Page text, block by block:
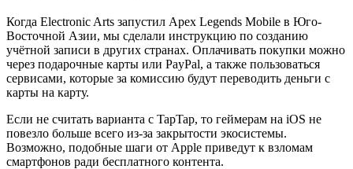
Когда Electronic Arts запустил Apex Legends Mobile в Юго-
Восточной Азии, мы сделали инструкцию по созданию
учётной записи в других странах. Оплачивать покупки можно
через подарочные карты или PayPal, а также пользоваться
сервисами, которые за комиссию будут переводить деньги с
карты на карту.
Если не считать варианта с TapTap, то геймерам на iOS не
повезло больше всего из-за закрытости экосистемы.
Возможно, подобные шаги от Apple приведут к взломам
смартфонов ради бесплатного контента.